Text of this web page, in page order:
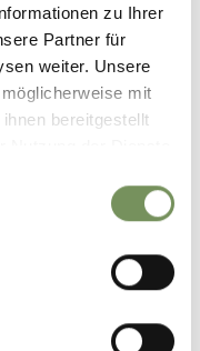
zu Ihrer
Partner für
weiter. Unsere
mit
bereitgestellt